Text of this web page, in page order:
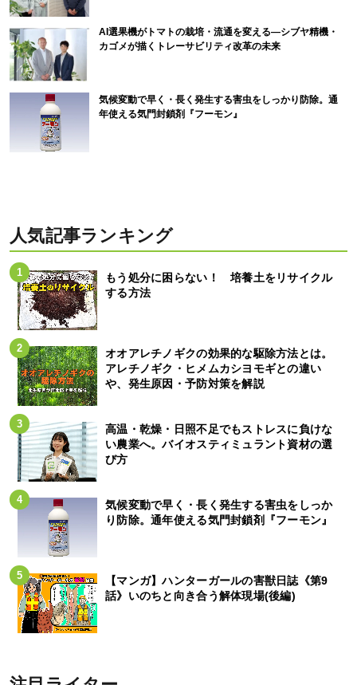
AI選果機がトマトの栽培・流通を変える―シブヤ精機・
カゴメが描くトレーサビリティ改革の未来
気候変動で早く・長く発生する害虫をしっかり防除。通
年使える気門封鎖剤『フーモン』
人気記事ランキング
もう処分に困らない！ 培養土をリサイクル
する方法
オオアレチノギクの効果的な駆除方法とは。
アレチノギク・ヒメムカシヨモギとの違い
や、発生原因・予防対策を解説
高温・乾燥・日照不足でもストレスに負けな
い農業へ。バイオスティミュラント資材の選
び方
気候変動で早く・長く発生する害虫をしっか
り防除。通年使える気門封鎖剤『フーモン』
【マンガ】ハンターガールの害獣日誌《第9
話》いのちと向き合う解体現場(後編)